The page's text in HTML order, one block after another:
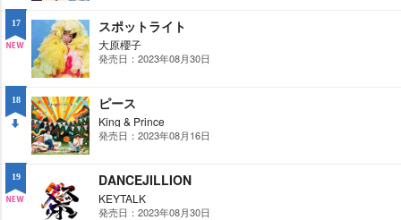
17
W
スポットライト
大原櫻子
発売日：2023年08月30日
18
WN
ピース
King & Prince
発売日：2023年08月16日
19 DANCEJILLION
KEYTALK
発売日：2023年08月30日